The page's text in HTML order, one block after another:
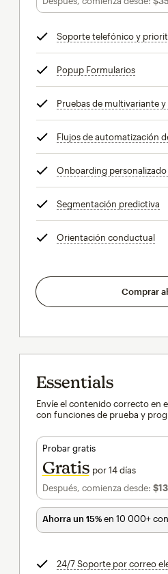
Soporte telefónico y
Popup Formulariosinfo
Pruebas de multivariante y
Flujos de automatización
Onboarding personalizado
Segmentación predictiva
Orientación conductualinfo
Comprar
Essentials
Envíe el contenido correcto en
con funciones de prueba y
Probar gratis
Gratis por 14 días
Después, comienza desde: $13
Ahorra un 15%en 10 000+
24/7 Soporte por correo